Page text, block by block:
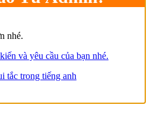
nhé.
và yêu cầu của bạn nhé.
tắc trong tiếng anh